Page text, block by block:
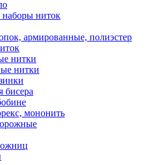
ниток
армированные, полиэстер
нитки
нитки
бисера
мононить